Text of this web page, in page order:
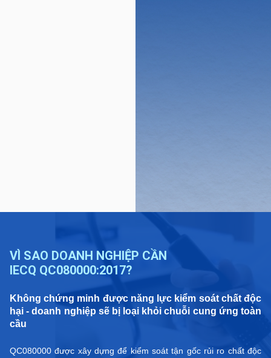
VÌ SAO DOANH NGHIỆP CẦN
IECQ QC080000:2017?
Không chứng minh được năng lực kiểm soát chất độc
hại - doanh nghiệp sẽ bị loại khỏi chuỗi cung ứng toàn
cầu
QC080000 được xây dựng để kiểm soát tận gốc rủi ro chất độc